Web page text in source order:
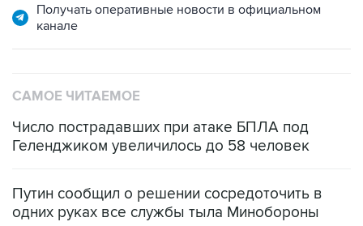
Получать оперативные новости в официальном
канале
САМОЕ ЧИТАЕМОЕ
Число пострадавших при атаке БПЛА под
Геленджиком увеличилось до 58 человек
Путин сообщил о решении сосредоточить в
одних руках все службы тыла Минобороны